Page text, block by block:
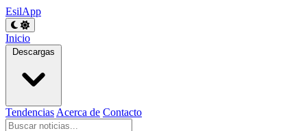
EsilApp
Inicio
Descargas
Tendencias Acerca de Contacto